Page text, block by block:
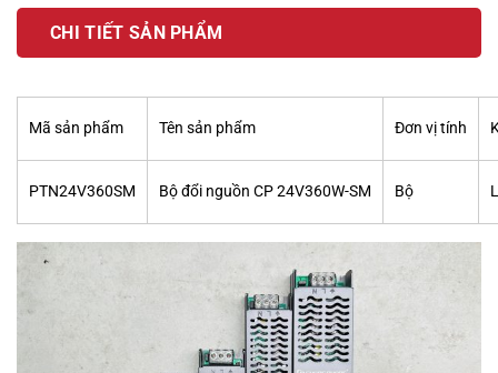
CHI TIẾT SẢN PHẨM
Mã sản phẩm Tên sản phẩm Đơn vị tính
PTN24V360SM Bộ đổi nguồn CP 24V360W-SM Bộ